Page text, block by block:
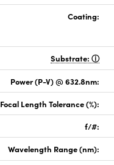
Coating:
Substrate:
Power (P-V) @ 632.8nm:
Focal Length Tolerance (%):
f/#:
Wavelength Range (nm):